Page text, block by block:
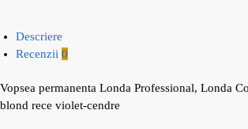
Descriere
Recenzii 0
Vopsea permanenta Londa Professional, Londa
blond rece violet-cendre